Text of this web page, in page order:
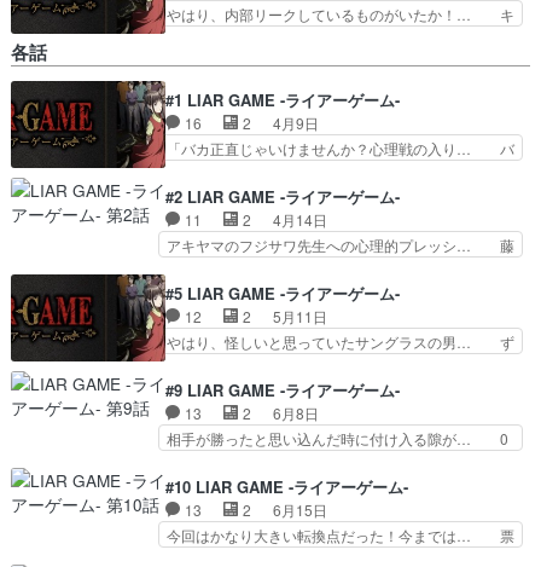
やはり、内部リークしているものがいたか！… キ
が最後までキクザワに噛み付いてた… 騙し合って
たメンバーが一つになった事で、… 密輸の阻止方
法を見つけたという菊澤。だが… 言われてみれば
単純な仕掛けだったけど、キ… トランクの中にぬ
いぐるみが入っていること… てっきり先週が第1
クール最終話だとまさか…
各話
#1 LIAR GAME -ライアーゲーム-
16 2
4月9日
「バカ正直じゃいけませんか？心理戦の入り… バ
マのほうは見てないんですよね。主人公… 素敵な
プレゼント企画ありがとうございます… 「バカ正
直のナオ」。周りからそう呼ばれる… もうアニメ
化されているものだと思っていま… 非常におもし
トした本作内容を知っている… ご視聴お願いしま
す！1億円の騙し合いがエ… ドラマ大好きだった
作品のアニメ化内容は知…
#2 LIAR GAME -ライアーゲーム-
11 2
4月14日
アキヤマのフジサワ先生への心理的プレッシ… 藤
ぱりそこで次回へ繋げるよなw直ちゃん… ナオは
誰でも信じてしまうのに、アキヤマを… 元天才詐
欺師・アキヤマシンイチの協力を得… 最後のほう
で結末思い出してきたぞ…！それ… 心理学の勉強
く」なのかぁぁ:(；ﾞﾟ'ω… ドラマで視聴済みなの
で直ちゃんの立場にな… 元天才詐欺師・アキヤマ
シンイチの協力を得…
#5 LIAR GAME -ライアーゲーム-
12 2
5月11日
やはり、怪しいと思っていたサングラスの男… ず
に契約書は作るかでも同じように8人グ… アキヤ
マさんが考えた作戦、完璧だと思った… 同盟作っ
て契約書まで交わしたのに、まさか… 正直、原作
を読んでなくても、Xの正体や投… マツバラさん
ず半数に分かれて投票を続け… ヒトミさんが怪し
いな〜と途中から思った。… 追い込まれる直ちゃ
ん！しかし、犯人はミス…
#9 LIAR GAME -ライアーゲーム-
13 2
6月8日
相手が勝ったと思い込んだ時に付け入る隙が… 0
ゃんまた騙されて3千万持ってかれて… ピンチに
駆けつけてくれたアキヤマさんの有… おもしろか
ったので、もう一回観た「やられ… 最下位から1
位に下剋上きた～！全員見事に… ナオちゃん、フ
#10 LIAR GAME -ライアーゲーム-
13 2
6月15日
今回はかなり大きい転換点だった！今までは… 票